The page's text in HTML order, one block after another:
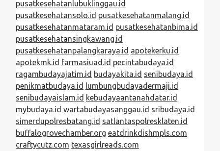
pusatkesehatanlubuklinggau.id
pusatkesehatansolo.id pusatkesehatanmalang.id
pusatkesehatanmataram.id pusatkesehatanbima.id
pusatkesehatansingkawang.id
pusatkesehatanpalangkaraya.id apotekerku.id
apotekmk.id farmasiuad.id pecintabudaya.id
ragambudayajatim.id budayakita.id senibudaya.id
penikmatbudaya.id lumbungbudayadermaji.id
senibudayaislam.id kebudayaantanahdatar.id
mybudaya.id wartabudayasanggau.id sribudaya.id
simerdupolresbatang.id satlantaspolresklaten.id
buffalogrovechamber.org eatdrinkdishmpls.com
craftycutz.com texasgirlreads.com